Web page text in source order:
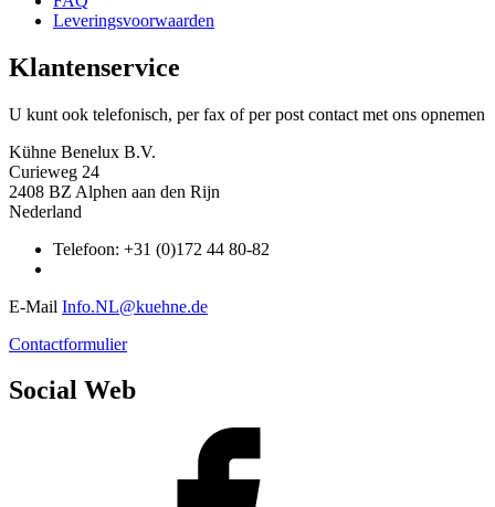
Leveringsvoorwaarden
Klantenservice
U kunt ook telefonisch, per fax of per post contact met ons opnemen
Kühne Benelux B.V.
Curieweg 24
2408 BZ Alphen aan den Rijn
Nederland
Telefoon: +31 (0)172 44 80-82
E-Mail Info.NL@kuehne.de
Contactformulier
Social Web